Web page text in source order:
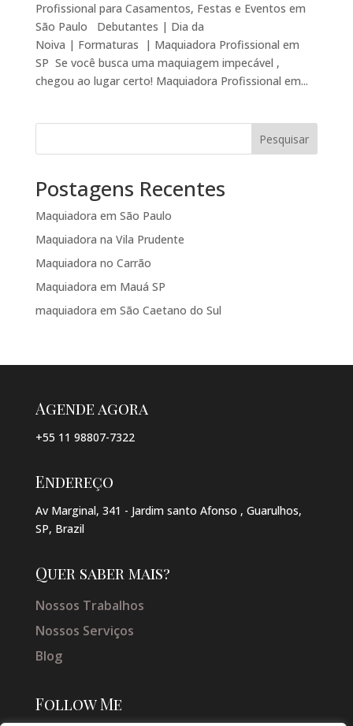
Profissional para Casamentos, Festas e Eventos em
São Paulo Debutantes | Dia da
Noiva | Formaturas | Maquiadora Profissional em
SP Se você busca uma maquiagem impecável ,
chegou ao lugar certo! Maquiadora Profissional em...
Pesquisar
Postagens Recentes
Maquiadora em São Paulo
Maquiadora na Vila Prudente
Maquiadora no Carrão
Maquiadora em Mauá SP
maquiadora em São Caetano do Sul
Agende agora
+55 11 98807-7322
Endereço
Av Marginal, 341 - Jardim santo Afonso , Guarulhos,
SP, Brazil
Quer saber mais?
Nossos Trabalhos
Nossos Serviços
Blog
Follow Me